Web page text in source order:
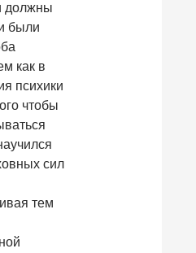
должны
были
как в
психики
чтобы
сил
тем